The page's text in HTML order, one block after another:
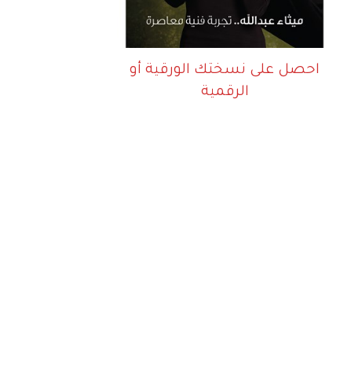
احصل على نسختك الورقية أو
الرقمية